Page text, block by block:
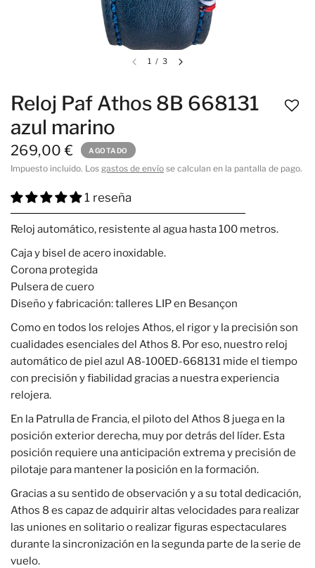
1 / 3
Reloj Paf Athos 8B 668131
azul marino
269,00 € AGOTADO
Impuesto incluido. Los gastos de envío se calculan en la pantalla de pago.
1 reseña
Reloj automático, resistente al agua hasta 100 metros.
Caja y bisel de acero inoxidable.
Corona protegida
Pulsera de cuero
Diseño y fabricación: talleres LIP en Besançon
Como en todos los relojes Athos, el rigor y la precisión son
cualidades esenciales del Athos 8. Por eso, nuestro reloj
automático de piel azul A8-100ED-668131 mide el tiempo
con precisión y fiabilidad gracias a nuestra experiencia
relojera.
En la Patrulla de Francia, el piloto del Athos 8 juega en la
posición exterior derecha, muy por detrás del líder. Esta
posición requiere una anticipación extrema y precisión de
pilotaje para mantener la posición en la formación.
Gracias a su sentido de observación y a su total dedicación,
Athos 8 es capaz de adquirir altas velocidades para realizar
las uniones en solitario o realizar figuras espectaculares
durante la sincronización en la segunda parte de la serie de
vuelo.